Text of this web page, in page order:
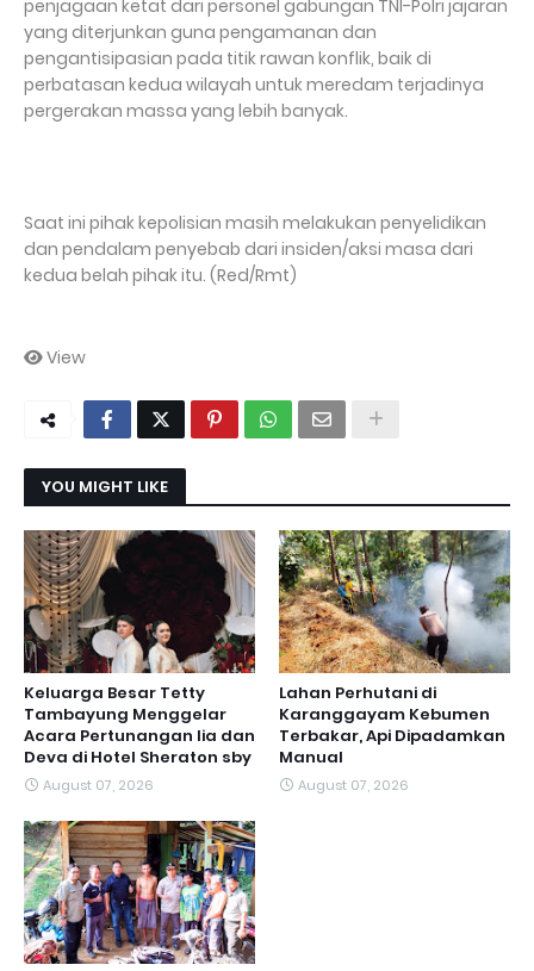
penjagaan ketat dari personel gabungan TNI-Polri jajaran
yang diterjunkan guna pengamanan dan
pengantisipasian pada titik rawan konflik, baik di
perbatasan kedua wilayah untuk meredam terjadinya
pergerakan massa yang lebih banyak.
Saat ini pihak kepolisian masih melakukan penyelidikan
dan pendalam penyebab dari insiden/aksi masa dari
kedua belah pihak itu. (Red/Rmt)
View
YOU MIGHT LIKE
Keluarga Besar Tetty
Tambayung Menggelar
Acara Pertunangan lia dan
Deva di Hotel Sheraton sby
August 07, 2026
Lahan Perhutani di
Karanggayam Kebumen
Terbakar, Api Dipadamkan
Manual
August 07, 2026